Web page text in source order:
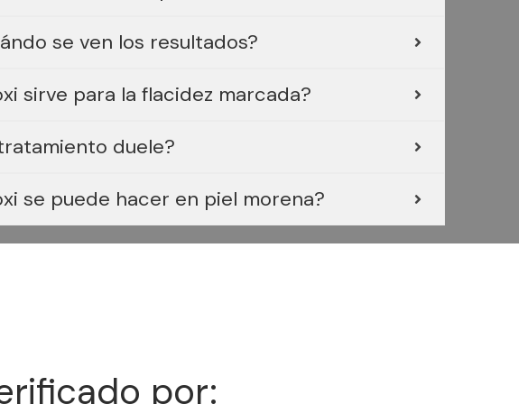
se ven los resultados?
sirve para la flacidez marcada?
duele?
se puede hacer en piel morena?
por: